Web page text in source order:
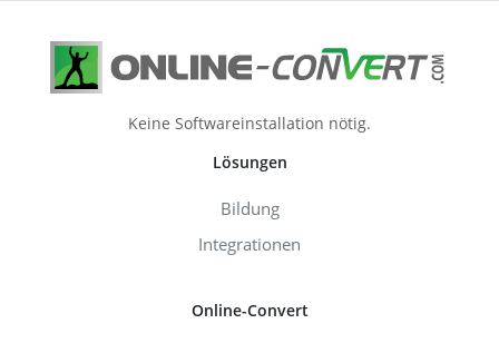
Keine Softwareinstallation nötig.
Lösungen
Bildung
Integrationen
Online-Convert